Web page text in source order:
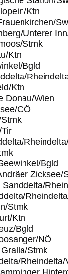
Ktn
Unterer
Stmk
Ktn
Bgld
Ktn
Donau/Wien
OÖ
Bgld
Zicksee/
Stmk
Ktn
Bgld
NÖ
Stmk
Rheindelta/